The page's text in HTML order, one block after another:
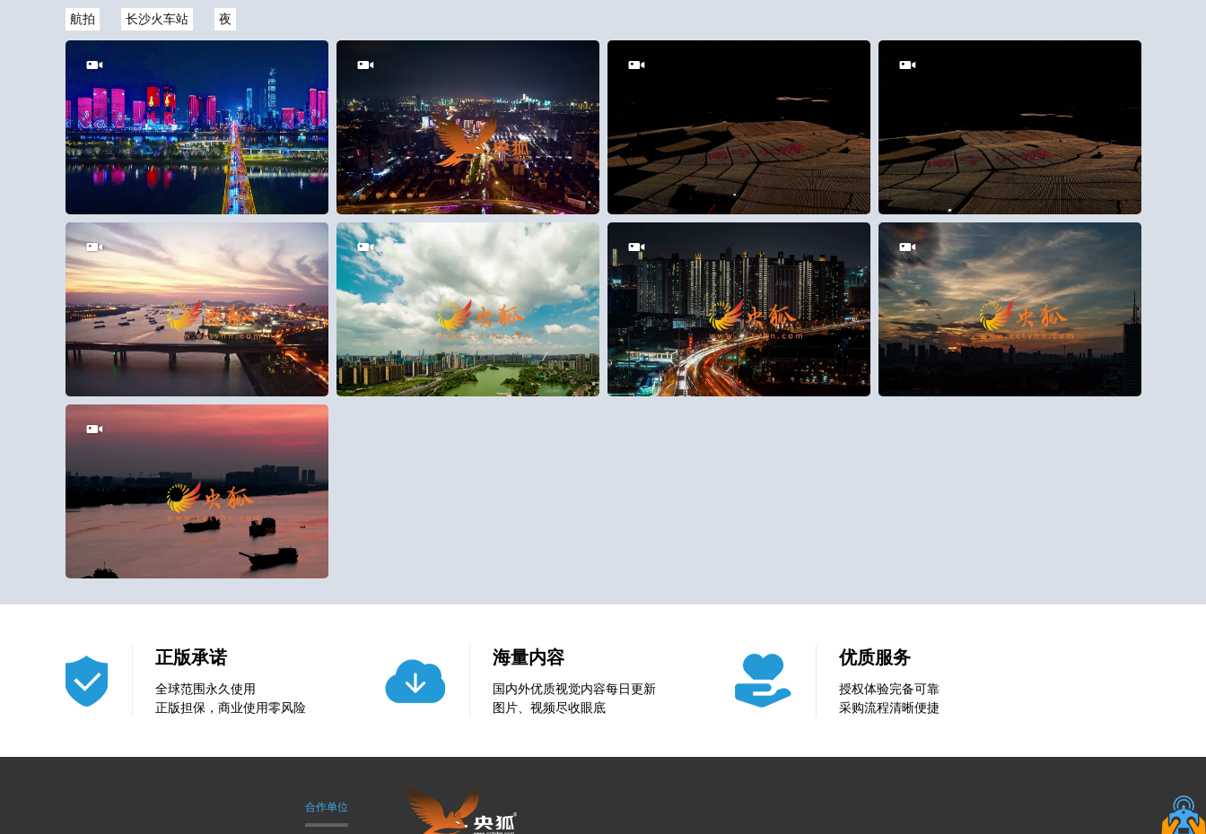
航拍 长沙火车站 夜
5 0 25 0 50 0 50 0
28
0
2
0 55 0
正版承诺
全球范围永久使用
正版担保，商业使用零风险
海量内容
国内外优质视觉内容每日更新
图片、视频尽收眼底
优质服务
授权体验完备可靠
采购流程清晰便捷
合作单位